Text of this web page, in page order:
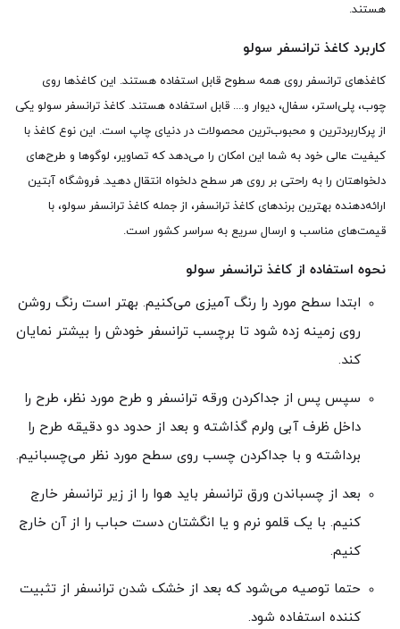
هستند.
کاربرد کاغذ ترانسفر سولو
کاغذهای ترانسفر روی همه سطوح قابل استفاده هستند. این کاغذها روی
چوب، پلی‌استر، سفال، دیوار و.... قابل استفاده هستند. کاغذ ترانسفر سولو یکی
از پرکاربردترین و محبوب‌ترین محصولات در دنیای چاپ است. این نوع کاغذ با
کیفیت عالی خود به شما این امکان را می‌دهد که تصاویر، لوگوها و طرح‌های
دلخواهتان را به راحتی بر روی هر سطح دلخواه انتقال دهید. فروشگاه آبتین
ارائه‌دهنده بهترین برندهای کاغذ ترانسفر، از جمله کاغذ ترانسفر سولو، با
قیمت‌های مناسب و ارسال سریع به سراسر کشور است.
نحوه استفاده از کاغذ ترانسفر سولو
ابتدا سطح مورد را رنگ آمیزی می‌کنیم. بهتر است رنگ روشن
روی زمینه زده شود تا برچسب ترانسفر خودش را بیشتر نمایان
کند.
سپس پس از جداکردن ورقه ترانسفر و طرح مورد نظر، طرح‌ را
داخل ظرف آبی ولرم گذاشته و بعد از حدود دو دقیقه طرح را
برداشته و با جداکردن چسب روی سطح مورد نظر می‌چسبانیم.
بعد از چسباندن ورق ترانسفر باید هوا را از زیر ترانسفر خارج
کنیم. با یک قلمو نرم و یا انگشتان دست حباب را از آن خارج
کنیم.
حتما توصیه می‌شود که بعد از خشک شدن ترانسفر از تثبیت
کننده استفاده شود.